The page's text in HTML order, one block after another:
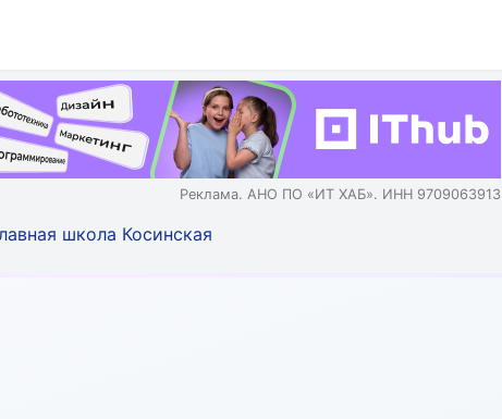
Реклама. АНО ПО «ИТ ХАБ». ИНН 9709063913
школа Косинская